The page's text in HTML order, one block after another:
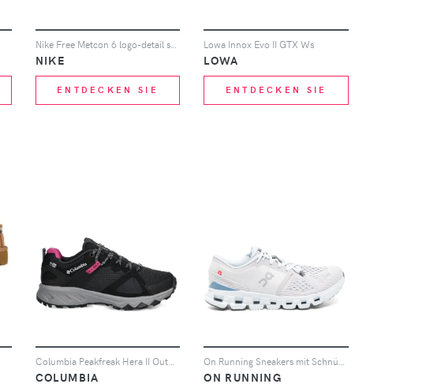
Nike Free Metcon 6 logo-detail sneakers - Blau
NIKE
ENTDECKEN SIE
Lowa Innox Evo II GTX Ws
LOWA
ENTDECKEN SIE
Columbia Peakfreak Hera II OutDry Sneakers - Schwarz
COLUMBIA ON RUNNING